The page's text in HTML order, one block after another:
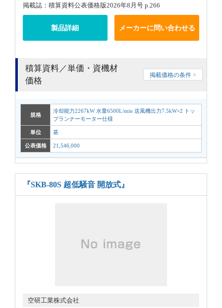
掲載誌：積算資料公表価格版2026年8月号 p.266
製品詳細 メーカーに問い合わせる
積算資料／単価・資機材
価格
掲載価格の条件 >
規格
冷却能力2267kW 水量6500L/min 送風機出力7.5kW×2 トッ
プランナーモーター仕様
単位 基
公表価格 21,546,000
『SKB-80S 超低騒音 開放式』
空研工業株式会社